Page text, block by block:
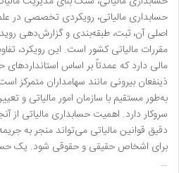
حسابداری مالیاتی، رویکردی تخصصی در
اصلی آن، ثبت، طبقه‌بندی و گزارش‌دهی
مقررات مالیاتی کشور است. این رویکرد،
مالی دارد که عمدتاً بر اساس استانداردهای
ذینفعان بیرونی مانند سهامداران متمرکز
به‌طور مستقیم با سازمان امور مالیاتی و
سروکار دارد. اهمیت حسابداری مالیاتی از
دقیق قوانین مالیاتی می‌تواند منجر به
برای اشخاص حقیقی و حقوقی شود. یک
…